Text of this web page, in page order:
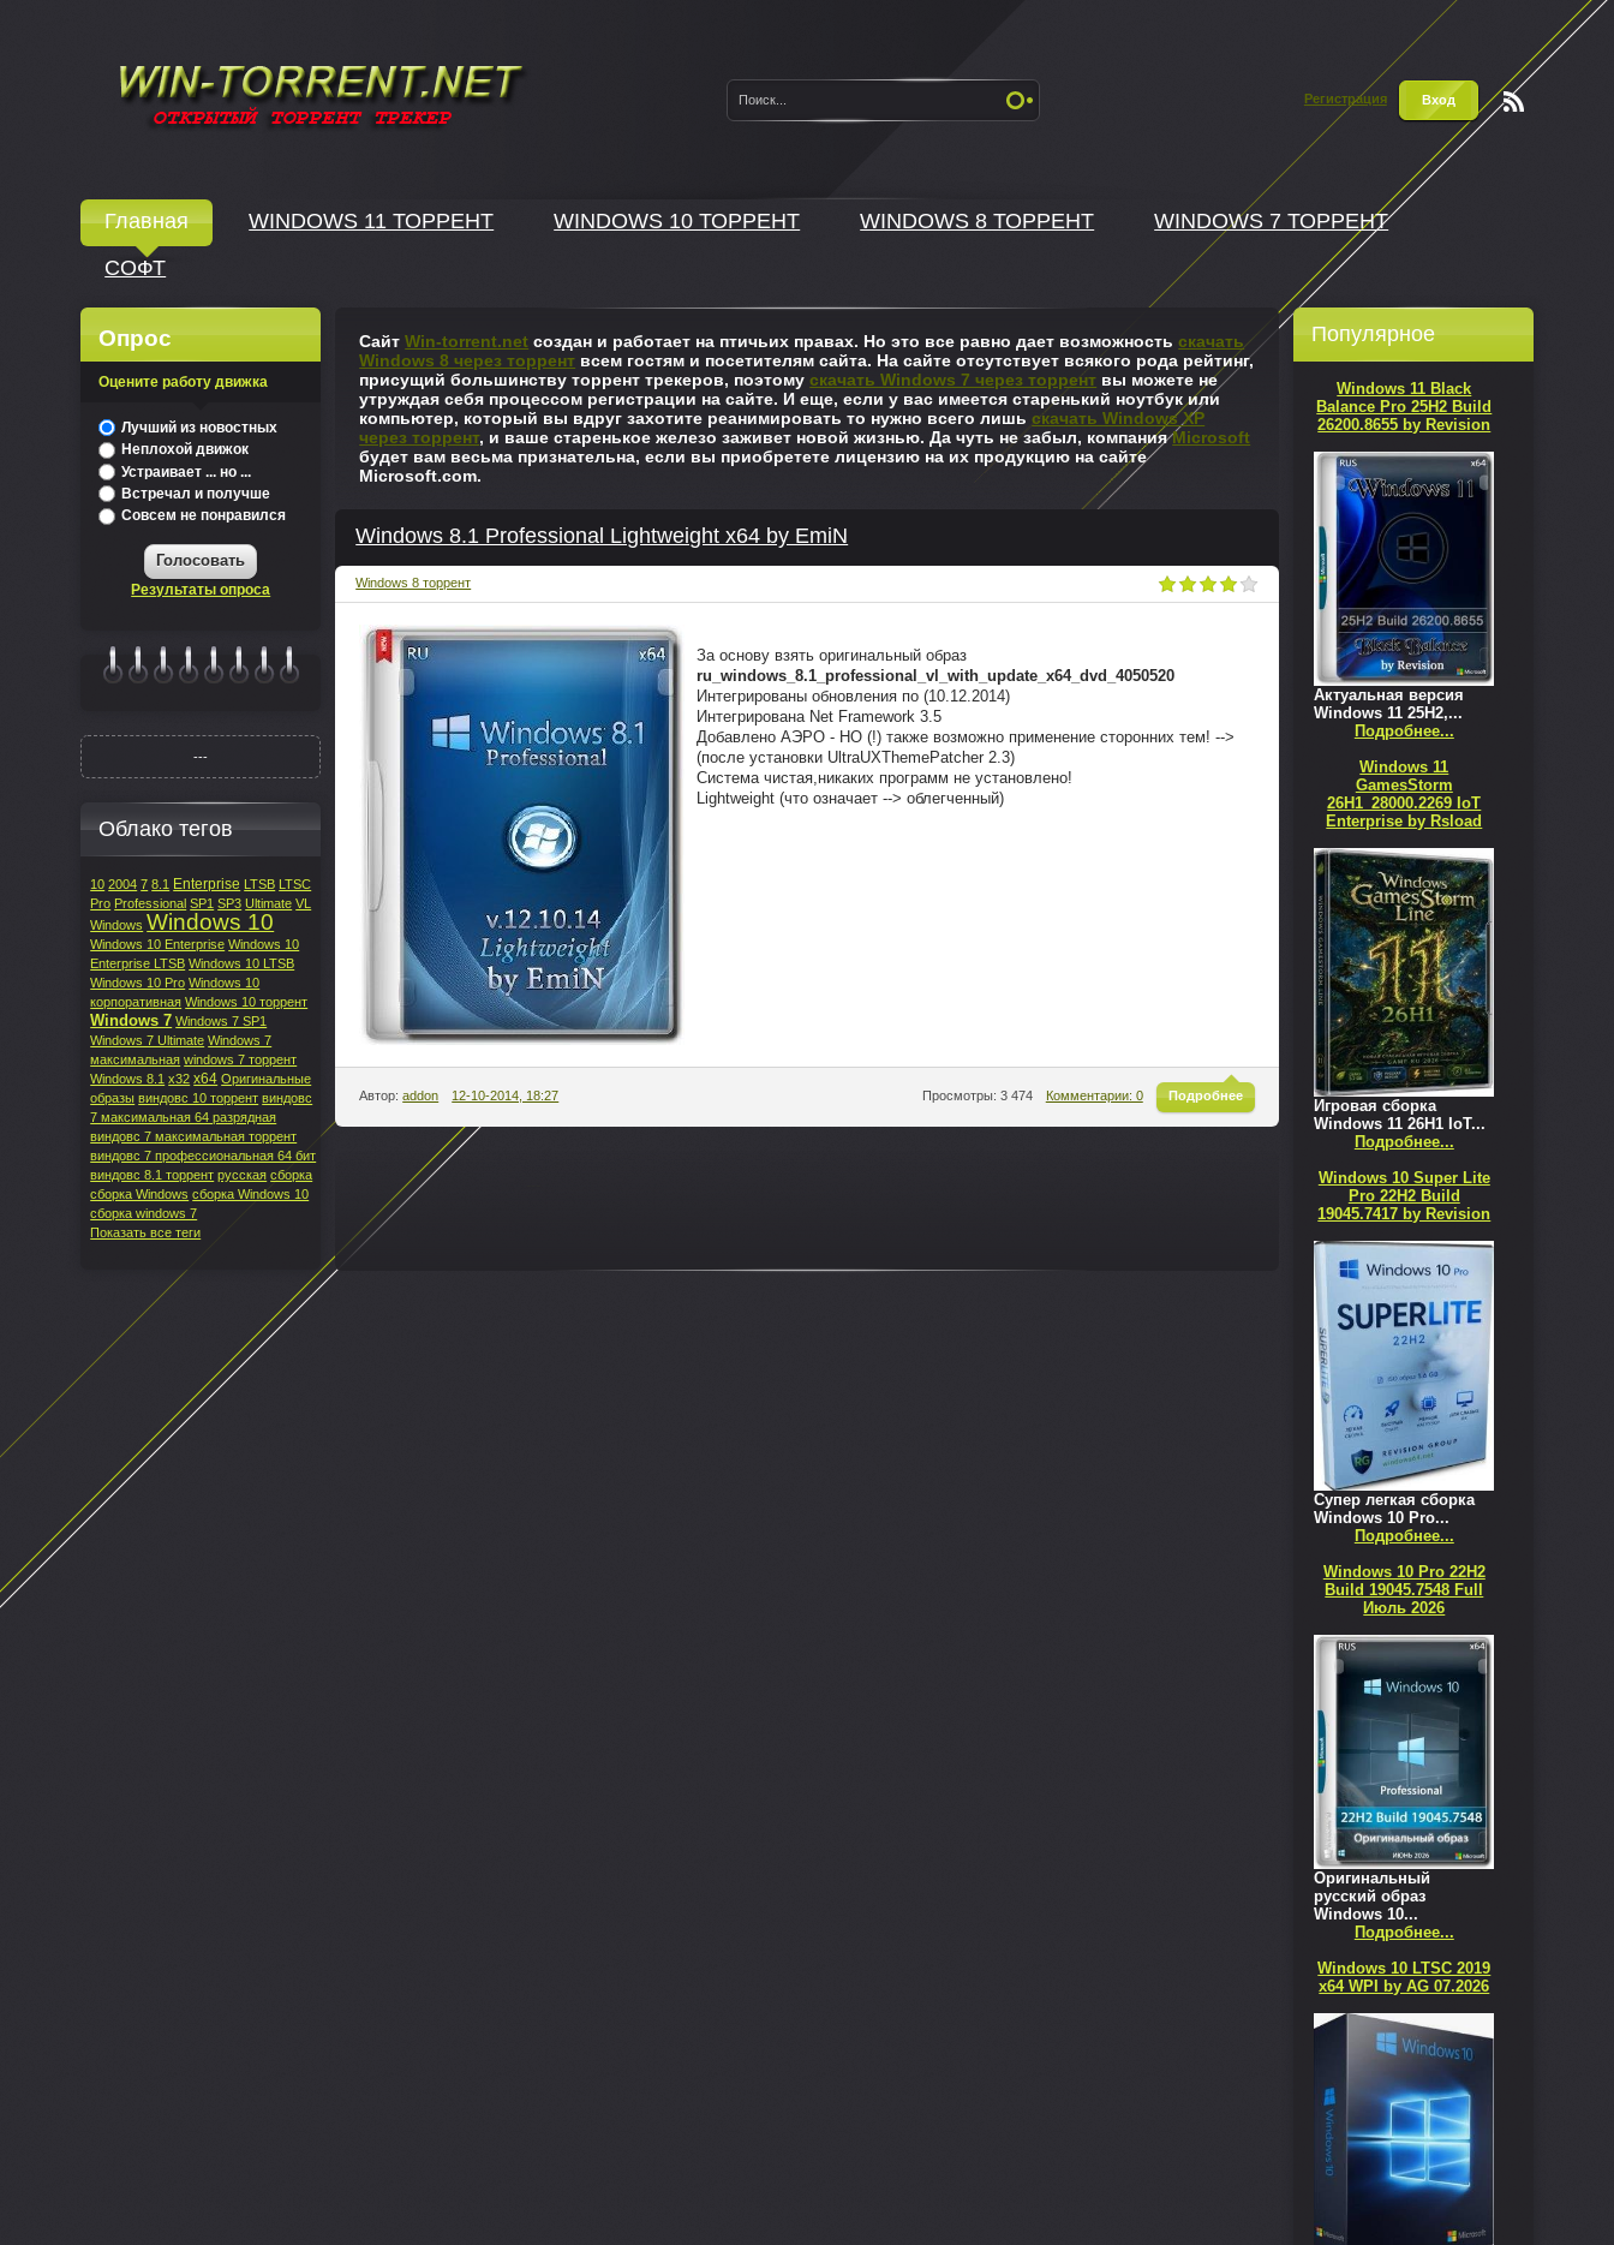
Регистрация Вход
Главная WINDOWS 11 ТОРРЕНТ WINDOWS 10 ТОРРЕНТ WINDOWS 8 ТОРРЕНТ
WINDOWS 7 ТОРРЕНТ
СОФТ
СайтWin-torrent.net создан и работает на птичьих правах. Но это все равно дает возможностьскачать
Windows 8 через торрент всем гостям и посетителям сайта. На сайте отсутствует всякого рода рейтинг,
присущий большинству торрент трекеров, поэтомускачать Windows 7 через торрент вы можете не
утруждая себя процессом регистрации на сайте. И еще, если у вас имеется старенький ноутбук или
компьютер, который вы вдруг захотите реанимировать то нужно всего лишьскачать Windows XP
через торрент, и ваше старенькое железо заживет новой жизнью. Да чуть не забыл, компанияMicrosoft
будет вам весьма признательна, если вы приобретете лицензию на их продукцию на сайте
Microsoft.com.
Windows 8.1 Professional Lightweight x64 by EmiN
Windows 8 торрент
За основу взять оригинальный образ
ru_windows_8.1_professional_vl_with_update_x64_dvd_4050520
Интегрированы обновления по (10.12.2014)
Интегрирована Net Framework 3.5
Добавлено АЭРО - НО (!) также возможно применение сторонних тем! -->
(после установки UltraUXThemePatcher 2.3)
Система чистая,никаких программ не установлено!
Lightweight (что означает --> облегченный)
Подробнее
Комментарии: 0
Просмотры: 3 474
Автор:addon 12-10-2014, 18:27
Популярное
Windows 11 Black
Balance Pro 25H2 Build
26200.8655 by Revision
Актуальная версия
Windows 11 25H2,...
Подробнее...
Windows 11
GamesStorm
26H1_28000.2269 IoT
Enterprise by Rsload
Игровая сборка
Windows 11 26H1 IoT...
Подробнее...
Windows 10 Super Lite
Pro 22H2 Build
19045.7417 by Revision
Супер легкая сборка
Windows 10 Pro...
Подробнее...
Windows 10 Pro 22H2
Build 19045.7548 Full
Июль 2026
Оригинальный
русский образ
Windows 10...
Подробнее...
Windows 10 LTSC 2019
x64 WPI by AG 07.2026
Опрос
Оцените работу движка
Лучший из новостных
Неплохой движок
Устраивает ... но ...
Встречал и получше
Совсем не понравился
Голосовать
Результаты опроса
---
Облако тегов
10 2004 7 8.1 Enterprise LTSB LTSC
Pro Professional SP1 SP3 Ultimate VL
Windows Windows 10
Windows 10 Enterprise Windows 10
Enterprise LTSB Windows 10 LTSB
Windows 10 Pro Windows 10
корпоративная Windows 10 торрент
Windows 7 Windows 7 SP1
Windows 7 Ultimate Windows 7
максимальная windows 7 торрент
Windows 8.1 x32 x64 Оригинальные
образы виндовс 10 торрент виндовс
7 максимальная 64 разрядная
виндовс 7 максимальная торрент
виндовс 7 профессиональная 64 бит
виндовс 8.1 торрент русская сборка
сборка Windows сборка Windows 10
сборка windows 7
Показать все теги